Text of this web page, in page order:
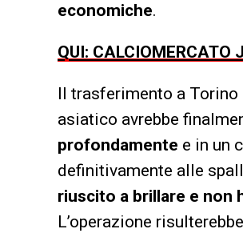
economiche.
QUI: CALCIOMERCATO
Il trasferimento a
asiatico avrebbe
profondamente e in un
definitivamente alle
riuscito a brillare e non
L’operazione